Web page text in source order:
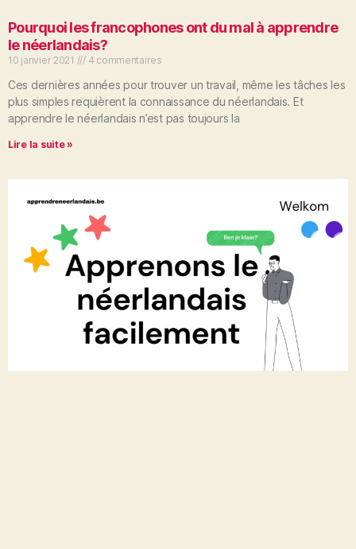
Pourquoi les francophones ont du mal à apprendre
le néerlandais?
10 janvier 2021 4 commentaires
Ces dernières années pour trouver un travail, même les tâches les
plus simples requièrent la connaissance du néerlandais. Et
apprendre le néerlandais n’est pas toujours la
Lire la suite »